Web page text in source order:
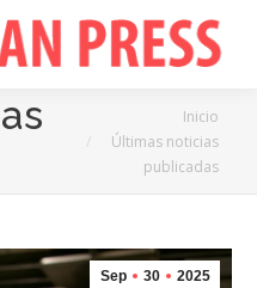
Inicio
Últimas noticias
publicadas
Sep 30 2025